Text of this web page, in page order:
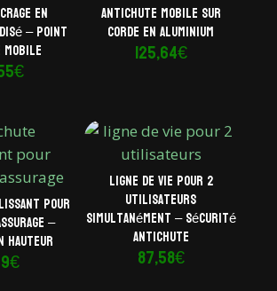
en
– Point
mobile
€
Antichute mobile sur
corde en aluminium
125,64€
pour
–
hauteur
€
Ligne de vie pour 2
utilisateurs
simultanément – Sécurité
antichute
87,58€